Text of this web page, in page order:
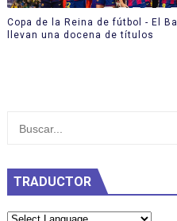
Copa de la Reina de fútbol - El
llevan una docena de títulos
TRADUCTOR